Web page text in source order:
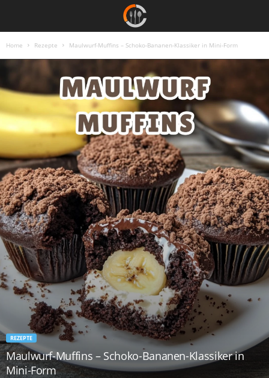
Home Rezepte Maulwurf-Muffins – Schoko-Bananen-Klassiker in Mini-Form
REZEPTE
Maulwurf-Muffins – Schoko-Bananen-Klassiker in
Mini-Form